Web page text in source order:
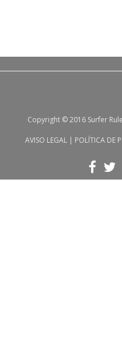
Copyright © 2016 Surfer
AVISO LEGAL| POLÍTICA DE